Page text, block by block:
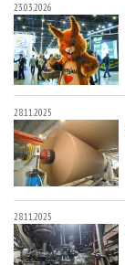
23.03.2026
28.11.2025
28.11.2025